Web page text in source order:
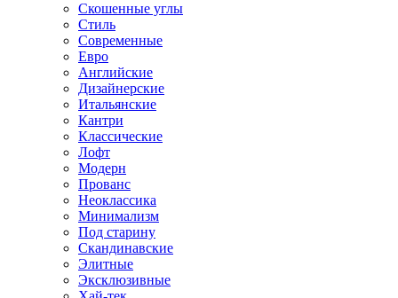
Скошенные углы
Стиль
Современные
Евро
Английские
Дизайнерские
Итальянские
Кантри
Классические
Лофт
Модерн
Прованс
Неоклассика
Минимализм
Под старину
Скандинавские
Элитные
Эксклюзивные